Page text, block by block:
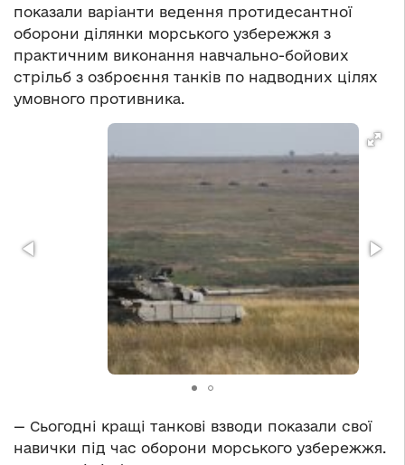
показали варіанти ведення протидесантної
оборони ділянки морського узбережжя з
практичним виконання навчально-бойових
стрільб з озброєння танків по надводних цілях
умовного противника.
— Сьогодні кращі танкові взводи показали свої
навички під час оборони морського узбережжя.